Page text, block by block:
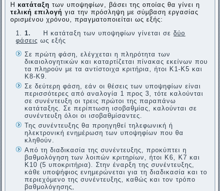
Η κατάταξη των υποψηφίων, βάσει της οποίας θα γίνει η
τελική επιλογή για την πρόσληψη με σύμβαση εργασίας
ορισμένου χρόνου, πραγματοποιείται ως εξής:
1.
Η κατάταξη των υποψηφίων γίνεται σεδύο
φάσεις ως εξής
Σε πρώτη φάση, ελέγχεται η πληρότητα των
δικαιολογητικών και καταρτίζεται πίνακας εκείνων που
τα πληρούν με τα αντίστοιχα κριτήρια, ήτοι Κ1-Κ5 και
Κ8-Κ9.
Σε δεύτερη φάση, εάν οι θέσεις των υποψηφίων είναι
περισσότερες από αναλογία 1 προς 3, τότε καλούνται
σε συνέντευξη οι τρεις πρώτοι της παραπάνω
κατάταξης. Σε περίπτωση ισοβαθμίας, καλούνται σε
συνέντευξη όλοι οι ισοβαθμίσαντες.
Της συνέντευξης θα προηγηθεί τηλεφωνική ή
ηλεκτρονική ενημέρωση των υποψηφίων που θα
κληθούν.
Από τη διαδικασία της συνέντευξης, προκύπτει η
βαθμολόγηση των λοιπών κριτηρίων, ήτοι Κ6, Κ7 και
Κ10 (5 υποκριτήρια). Στην έναρξη της συνέντευξης,
κάθε υποψήφιος ενημερώνεται για τη διαδικασία και το
περιεχόμενο της συνέντευξης, καθώς και τον τρόπο
βαθμολόγησης,